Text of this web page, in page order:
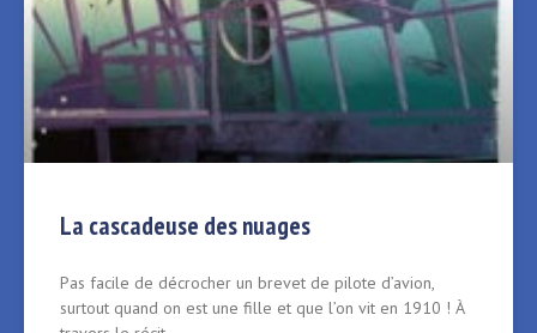
La cascadeuse des nuages
Pas facile de décrocher un brevet de pilote d’avion,
surtout quand on est une fille et que l’on vit en 1910 ! À